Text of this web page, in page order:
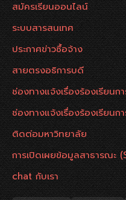
สมัครเรียนออนไลน์
ระบบสารสนเทศ
ประกาศข่าวซื้อจ้าง
สายตรงอธิการบดี
ช่องทางแจ้งเรื่องร้องเรียน
ช่องทางแจ้งเรื่องร้องเรียน
ติดต่อมหาวิทยาลัย
การเปิดเผยข้อมูลสาธารณะ
chat กับเรา